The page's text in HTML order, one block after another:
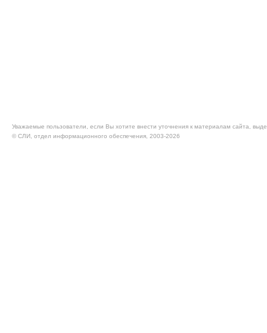
Уважаемые пользователи, если Вы хотите внести уточнения к материалам сайта,
© CЛИ, отдел информационного обеспечения, 2003-2026